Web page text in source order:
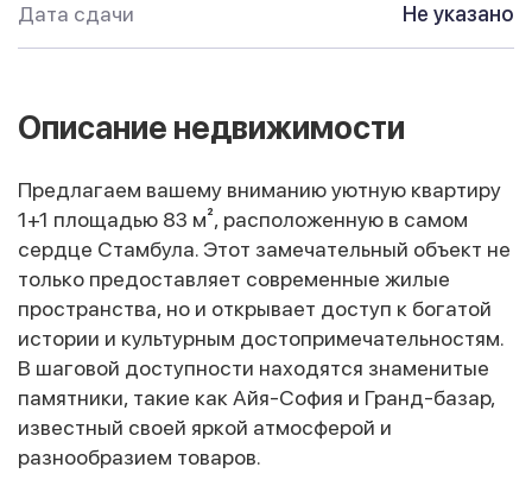
Дата сдачи Не указано
Описание недвижимости
Предлагаем вашему вниманию уютную квартиру
1+1 площадью 83 м², расположенную в самом
сердце Стамбула. Этот замечательный объект не
только предоставляет современные жилые
пространства, но и открывает доступ к богатой
истории и культурным достопримечательностям.
В шаговой доступности находятся знаменитые
памятники, такие как Айя-София и Гранд-базар,
известный своей яркой атмосферой и
разнообразием товаров.